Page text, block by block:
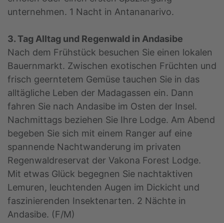
unternehmen. 1 Nacht in Antananarivo.
3. Tag Alltag und Regenwald in Andasibe
Nach dem Frühstück besuchen Sie einen lokalen
Bauernmarkt. Zwischen exotischen Früchten und
frisch geerntetem Gemüse tauchen Sie in das
alltägliche Leben der Madagassen ein. Dann
fahren Sie nach Andasibe im Osten der Insel.
Nachmittags beziehen Sie Ihre Lodge. Am Abend
begeben Sie sich mit einem Ranger auf eine
spannende Nachtwanderung im privaten
Regenwaldreservat der Vakona Forest Lodge.
Mit etwas Glück begegnen Sie nachtaktiven
Lemuren, leuchtenden Augen im Dickicht und
faszinierenden Insektenarten. 2 Nächte in
Andasibe. (F/M)